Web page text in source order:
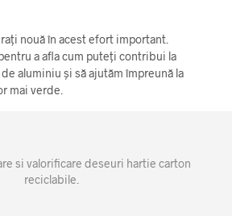
nouă în acest efort important.
a afla cum puteți contribui la
aluminiu și să ajutăm împreună la
mai verde.
si valorificare deseuri hartie carton
reciclabile.